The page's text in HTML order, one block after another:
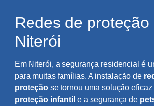
Redes de proteção
Niterói
Em Niterói, a segurança residencial é
para muitas famílias. A instalação de
proteção se tornou uma solução eficaz
proteção infantil e a segurança de